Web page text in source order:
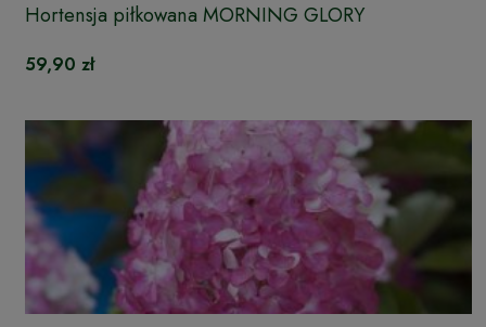
Hortensja piłkowana MORNING GLORY
59,90 zł